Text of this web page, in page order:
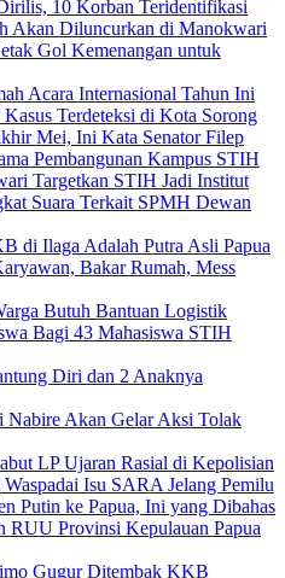
10 Korban Teridentifikasi
Akan Diluncurkan di Manokwari
Gol Kemenangan untuk
Acara Internasional Tahun Ini
Terdeteksi di Kota Sorong
Mei, Ini Kata Senator Filep
Pembangunan Kampus STIH
Targetkan STIH Jadi Institut
Suara Terkait SPMH Dewan
di Ilaga Adalah Putra Asli Papua
Bakar Rumah, Mess
Butuh Bantuan Logistik
Bagi 43 Mahasiswa STIH
Diri dan 2 Anaknya
Nabire Akan Gelar Aksi Tolak
LP Ujaran Rasial di Kepolisian
Isu SARA Jelang Pemilu
Putin ke Papua, Ini yang Dibahas
Provinsi Kepulauan Papua
Gugur Ditembak KKB